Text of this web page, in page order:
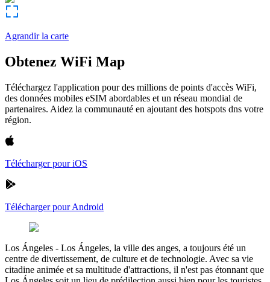
Agrandir la carte
Obtenez WiFi Map
Téléchargez l'application pour des millions de points d'accès WiFi,
des données mobiles eSIM abordables et un réseau mondial de
partenaires. Aidez la communauté en ajoutant des hotspots dns votre
région.
Télécharger pour iOS
Télécharger pour Android
Los Ángeles - Los Ángeles, la ville des anges, a toujours été un
centre de divertissement, de culture et de technologie. Avec sa vie
citadine animée et sa multitude d'attractions, il n'est pas étonnant que